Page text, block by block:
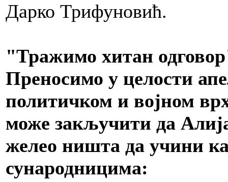
Дарко Трифуновић.
"Тражимо хитан
Преносимо у целости
политичком и војном
може закључити да
желео ништа да учини
сународницима: